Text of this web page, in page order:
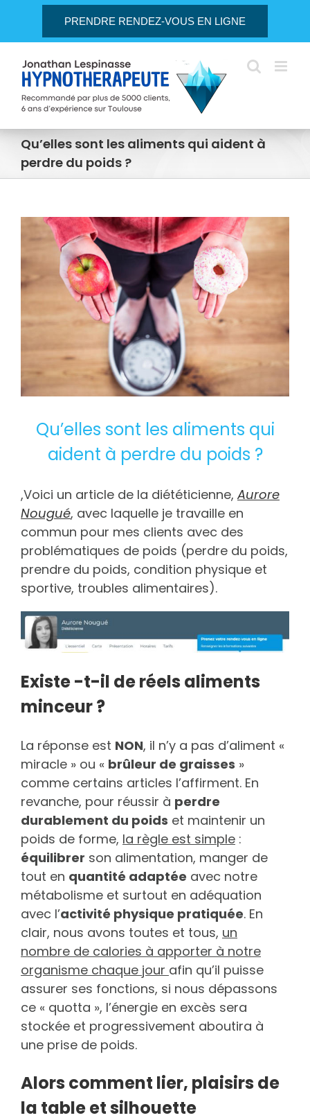
contenu
PRENDRE RENDEZ-VOUS EN LIGNE
Qu’elles sont les aliments qui aident à
perdre du poids ?
Voir
l'image
agrandie
Qu’elles sont les aliments qui
aident à perdre du poids ?
,Voici un article de la diététicienne, Aurore
Nougué, avec laquelle je travaille en
commun pour mes clients avec des
problématiques de poids (perdre du poids,
prendre du poids, condition physique et
sportive, troubles alimentaires).
Existe -t-il de réels aliments
minceur ?
La réponse est NON, il n’y a pas d’aliment «
miracle » ou « brûleur de graisses »
comme certains articles l’affirment. En
revanche, pour réussir à perdre
durablement du poids et maintenir un
poids de forme, la règle est simple :
équilibrer son alimentation, manger de
tout en quantité adaptée avec notre
métabolisme et surtout en adéquation
avec l’activité physique pratiquée. En
clair, nous avons toutes et tous, un
nombre de calories à apporter à notre
organisme chaque jour afin qu’il puisse
assurer ses fonctions, si nous dépassons
ce « quotta », l’énergie en excès sera
stockée et progressivement aboutira à
une prise de poids.
Alors comment lier, plaisirs de
la table et silhouette